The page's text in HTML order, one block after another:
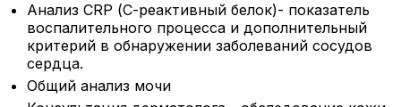
Анализ CRP (С-реактивный белок)- показатель
воспалительного процесса и дополнительный
критерий в обнаружении заболеваний сосудов
сердца.
Общий анализ мочи